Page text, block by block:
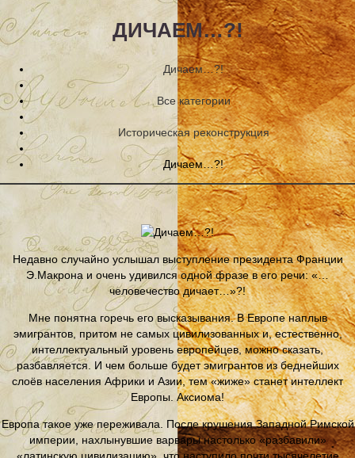
ДИЧАЕМ…?!
Дичаем…?!
Все категории
Историческая реконструкция
Дичаем…?!
Недавно случайно услышал выступление президента Франции
Э.Макрона и очень удивился одной фразе в его речи: «…
человечество дичает…»?!
Мне понятна горечь его высказывания. В Европе наплыв
эмигрантов, притом не самых цивилизованных и, естественно,
интеллектуальный уровень европейцев, можно сказать,
разбавляется. И чем больше будет эмигрантов из беднейших
слоёв населения Африки и Азии, тем «жиже» станет интеллект
Европы. Аксиома!
Европа такое уже переживала. После крушения Западной Римской
империи, нахлынувшие варвары настолько «разбавили»